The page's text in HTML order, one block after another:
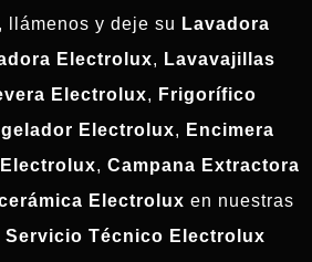
llámenos y deje su Lavadora
Electrolux, Lavavajillas
Electrolux, Frigorífico
Electrolux, Encimera
, Campana Extractora
Electrolux en nuestras
Servicio Técnico Electrolux